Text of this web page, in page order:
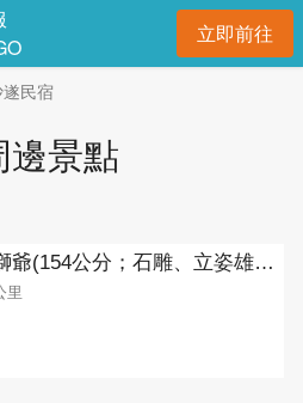
立即前往開
遂民宿
邊景點
榜林風獅爺(154公分；石雕、立姿雄獅)
里